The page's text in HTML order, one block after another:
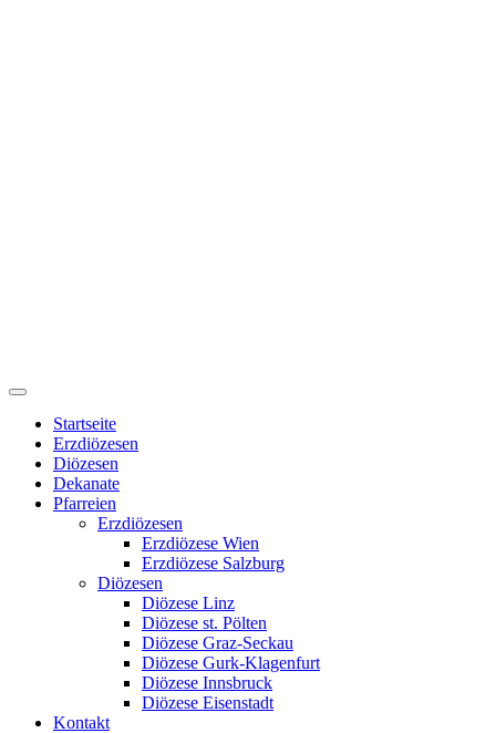
Startseite
Erzdiözesen
Diözesen
Dekanate
Pfarreien
Erzdiözesen
Erzdiözese Wien
Erzdiözese Salzburg
Diözesen
Diözese Linz
Diözese st. Pölten
Diözese Graz-Seckau
Diözese Gurk-Klagenfurt
Diözese Innsbruck
Diözese Eisenstadt
Kontakt